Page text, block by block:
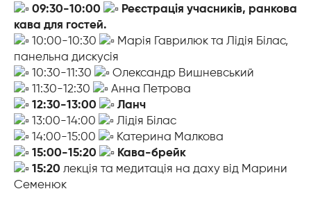
09:30-10:00
Реєстрація учасників, ранкова
кава для гостей.
10:00-10:30
Марія Гаврилюк та Лідія Білас,
панельна дискусія
10:30-11:30
Олександр Вишневський
11:30-12:30
Анна Петрова
12:30-13:00
Ланч
13:00-14:00
Лідія Білас
14:00-15:00
Катерина Малкова
15:00-15:20
Кава-брейк
15:20 лекція та медитація на даху від Марини
Семенюк